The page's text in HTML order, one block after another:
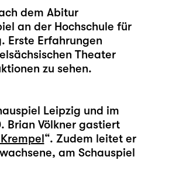
dem Abitur
an der Hochschule für
Erste Erfahrungen
Theater
zu sehen.
Leipzig und im
Brian Völkner gastiert
“. Zudem leitet er
am Schauspiel